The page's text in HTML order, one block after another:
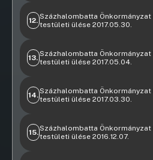
Napirendi előtt
12. Százhalombatta Önkormányzat
testületi ülése 2017.05.30.
Napirendi előtt
13. Százhalombatta Önkormányzat
testületi ülése 2017.05.04.
Javaslat állami fenntartású
(iskola) vezetői megbízásával
állásfoglalás kialakítása
09:58:37
14.Százhalombatta Önkormányzat
testületi ülése 2017.03.30.
Napirendi előtt
15.Százhalombatta Önkormányzat
testületi ülése 2016.12.07.